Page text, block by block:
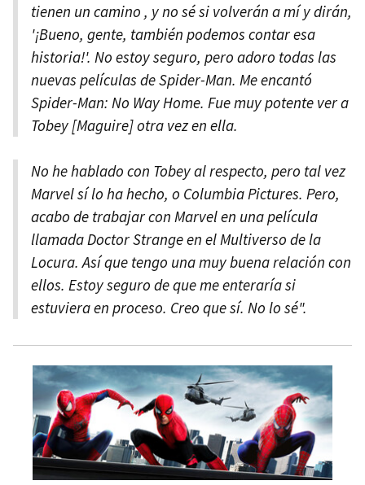
tienen un camino , y no sé si volverán a mí y dirán,
'¡Bueno, gente, también podemos contar esa
historia!'. No estoy seguro, pero adoro todas las
nuevas películas de Spider-Man. Me encantó
Spider-Man: No Way Home. Fue muy potente ver a
Tobey [Maguire] otra vez en ella.
No he hablado con Tobey al respecto, pero tal vez
Marvel sí lo ha hecho, o Columbia Pictures. Pero,
acabo de trabajar con Marvel en una película
llamada Doctor Strange en el Multiverso de la
Locura. Así que tengo una muy buena relación con
ellos. Estoy seguro de que me enteraría si
estuviera en proceso. Creo que sí. No lo sé".